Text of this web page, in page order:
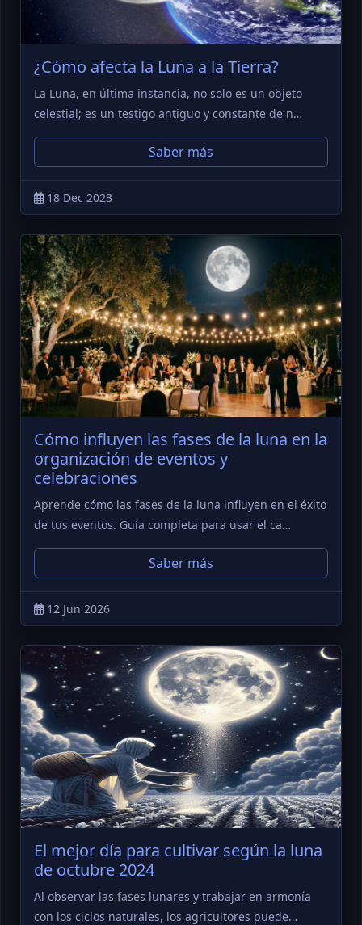
¿Cómo afecta la Luna a la Tierra?
La Luna, en última instancia, no solo es un objeto
celestial; es un testigo antiguo y constante de n…
Saber más
18 Dec 2023
Cómo influyen las fases de la luna en la
organización de eventos y
celebraciones
Aprende cómo las fases de la luna influyen en el éxito
de tus eventos. Guía completa para usar el ca…
Saber más
12 Jun 2026
El mejor día para cultivar según la luna
de octubre 2024
Al observar las fases lunares y trabajar en armonía
con los ciclos naturales, los agricultores puede…